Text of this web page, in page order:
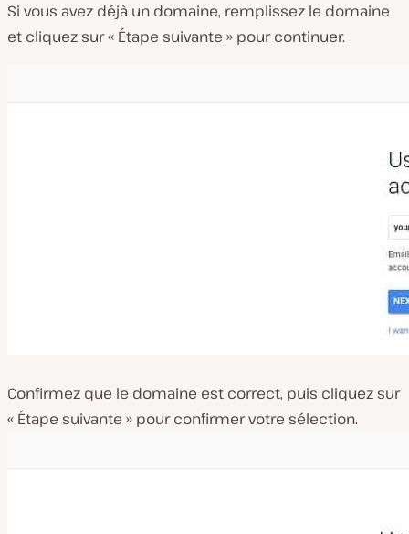
Si vous avez déjà un domaine, remplissez le domaine
et cliquez sur « Étape suivante » pour continuer.
Confirmez que le domaine est correct, puis cliquez sur
« Étape suivante » pour confirmer votre sélection.